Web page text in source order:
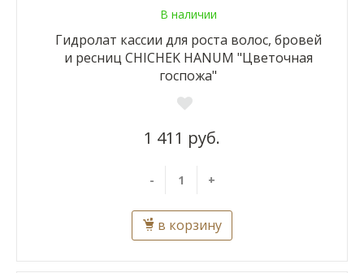
В наличии
Гидролат кассии для роста волос, бровей
и ресниц CHICHEK HANUM "Цветочная
госпожа"
1 411 руб.
- +
в корзину